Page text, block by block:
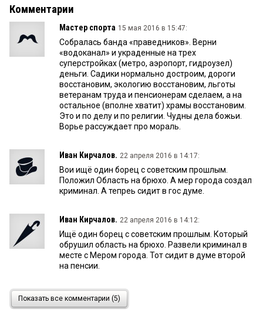
Комментарии
Мастер спорта 15 мая 2016 в 15:47:
Собралась банда «праведников». Верни
«водоканал» и украденные на трех
суперстройках (метро, аэропорт, гидроузел)
деньги. Садики нормально достроим, дороги
восстановим, экологию восстановим, льготы
ветеранам труда и пенсионерам сделаем, а на
остальное (вполне хватит) храмы восстановим.
Это и по делу и по религии. Чудны дела божьи.
Ворье рассуждает про мораль.
Иван Кирчалов. 22 апреля 2016 в 14:17:
Вои ищё один борец с советским прошлым.
Положил Область на брюхо. А мер города создал
криминал. А тепреь сидит в гос думе.
Иван Кирчалов. 22 апреля 2016 в 14:12:
Ищё один борец с советским прошлым. Который
обрушил область на брюхо. Развели криминал в
месте с Мером города. Тот сидит в думе второй
на пенсии.
киви 21 апреля 2016 в 11:05:
С чиновников взять нечего, они люди
Показать все комментарии (5)